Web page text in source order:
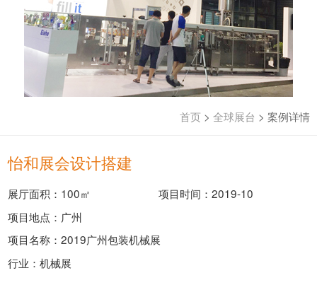
首页 > 全球展台 > 案例详情
怡和展会设计搭建
展厅面积：100㎡
项目时间：2019-10
项目地点：广州
项目名称：2019广州包装机械展
行业：机械展